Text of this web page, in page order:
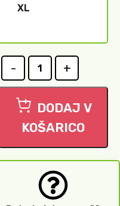
XL
DODAJ V
KOŠARICO